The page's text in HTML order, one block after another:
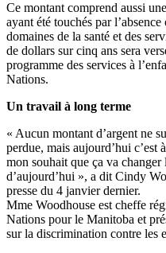
Ce montant comprend aussi
ayant été touchés par
domaines de la santé et des
de dollars sur cinq ans sera
programme des services à
Nations.
Un travail à long terme
« Aucun montant d’argent ne
perdue, mais aujourd’hui c’est
mon souhait que ça va
d’aujourd’hui », a dit Cindy
presse du 4 janvier dernier.
Mme Woodhouse est cheffe
Nations pour le Manitoba et
sur la discrimination contre les